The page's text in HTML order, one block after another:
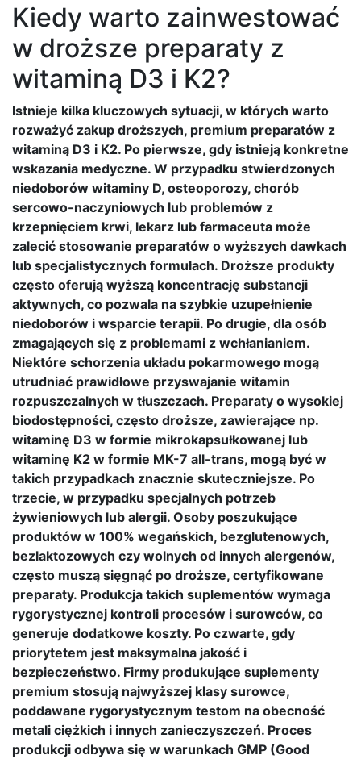
Kiedy warto zainwestować
w droższe preparaty z
witaminą D3 i K2?
Istnieje kilka kluczowych sytuacji, w których warto
rozważyć zakup droższych, premium preparatów z
witaminą D3 i K2. Po pierwsze, gdy istnieją konkretne
wskazania medyczne. W przypadku stwierdzonych
niedoborów witaminy D, osteoporozy, chorób
sercowo-naczyniowych lub problemów z
krzepnięciem krwi, lekarz lub farmaceuta może
zalecić stosowanie preparatów o wyższych dawkach
lub specjalistycznych formułach. Droższe produkty
często oferują wyższą koncentrację substancji
aktywnych, co pozwala na szybkie uzupełnienie
niedoborów i wsparcie terapii. Po drugie, dla osób
zmagających się z problemami z wchłanianiem.
Niektóre schorzenia układu pokarmowego mogą
utrudniać prawidłowe przyswajanie witamin
rozpuszczalnych w tłuszczach. Preparaty o wysokiej
biodostępności, często droższe, zawierające np.
witaminę D3 w formie mikrokapsułkowanej lub
witaminę K2 w formie MK-7 all-trans, mogą być w
takich przypadkach znacznie skuteczniejsze. Po
trzecie, w przypadku specjalnych potrzeb
żywieniowych lub alergii. Osoby poszukujące
produktów w 100% wegańskich, bezglutenowych,
bezlaktozowych czy wolnych od innych alergenów,
często muszą sięgnąć po droższe, certyfikowane
preparaty. Produkcja takich suplementów wymaga
rygorystycznej kontroli procesów i surowców, co
generuje dodatkowe koszty. Po czwarte, gdy
priorytetem jest maksymalna jakość i
bezpieczeństwo. Firmy produkujące suplementy
premium stosują najwyższej klasy surowce,
poddawane rygorystycznym testom na obecność
metali ciężkich i innych zanieczyszczeń. Proces
produkcji odbywa się w warunkach GMP (Good